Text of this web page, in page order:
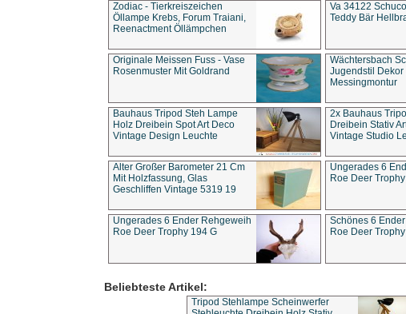
Zodiac - Tierkreiszeichen
Öllampe Krebs, Forum Traiani,
Reenactment Öllämpchen
Va 34122
Teddy Bär
Originale Meissen Fuss - Vase
Rosenmuster Mit Goldrand
Wächtersbach
Jugendstil Dekor
Messingmontur
Bauhaus Tripod Steh Lampe
Holz Dreibein Spot Art Deco
Vintage Design Leuchte
2x Bauhaus
Dreibein Stativ
Vintage Studio
Alter Großer Barometer 21 Cm
Mit Holzfassung, Glas
Geschliffen Vintage 5319 19
Ungerades 6
Roe Deer
Ungerades 6 Ender Rehgeweih
Roe Deer Trophy 194 G
Schönes 6
Roe Deer
Beliebteste Artikel:
Tripod Stehlampe Scheinwerfer